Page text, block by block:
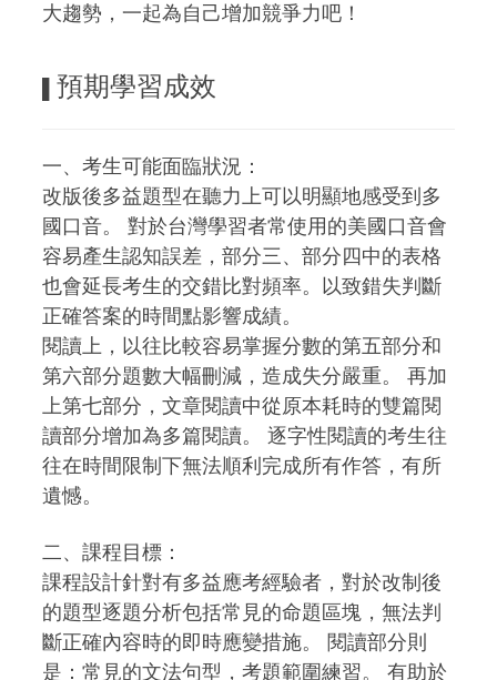
大趨勢，一起為自己增加競爭力吧！
預期學習成效
一、考生可能面臨狀況：
改版後多益題型在聽力上可以明顯地感受到多
國口音。 對於台灣學習者常使用的美國口音會
容易產生認知誤差，部分三、部分四中的表格
也會延長考生的交錯比對頻率。以致錯失判斷
正確答案的時間點影響成績。
閱讀上，以往比較容易掌握分數的第五部分和
第六部分題數大幅刪減，造成失分嚴重。 再加
上第七部分，文章閱讀中從原本耗時的雙篇閱
讀部分增加為多篇閱讀。 逐字性閱讀的考生往
往在時間限制下無法順利完成所有作答，有所
遺憾。
二、課程目標：
課程設計針對有多益應考經驗者，對於改制後
的題型逐題分析包括常見的命題區塊，無法判
斷正確內容時的即時應變措施。 閱讀部分則
是：常見的文法句型，考題範圍練習。 有助於